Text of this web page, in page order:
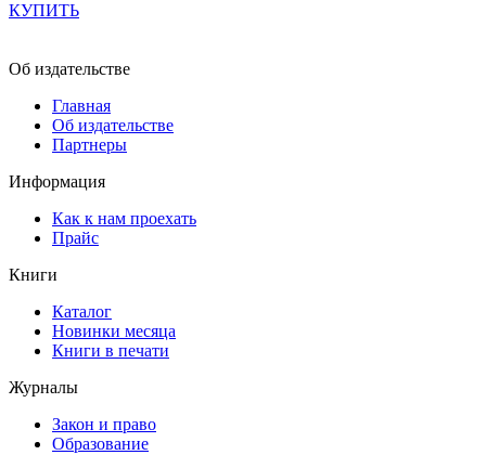
КУПИТЬ
Об издательстве
Главная
Об издательстве
Партнеры
Информация
Как к нам проехать
Прайс
Книги
Каталог
Новинки месяца
Книги в печати
Журналы
Закон и право
Образование